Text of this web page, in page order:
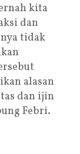
kita
dan
tidak
alasan
dan ijin
Febri.